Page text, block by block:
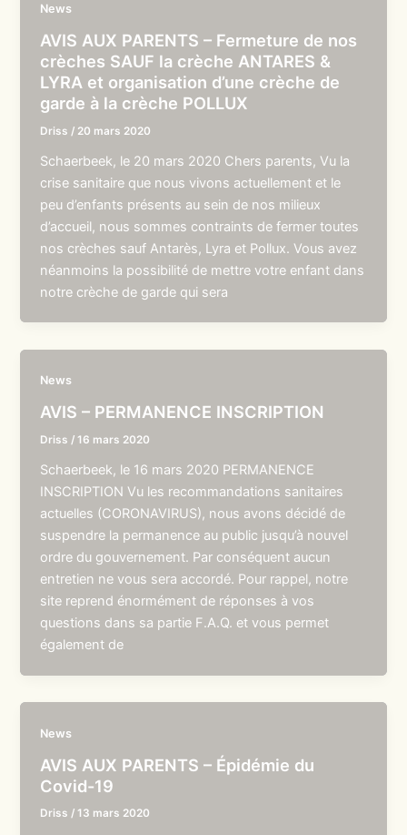
News
AVIS AUX PARENTS – Fermeture de nos
crèches SAUF la crèche ANTARES &
LYRA et organisation d’une crèche de
garde à la crèche POLLUX
Driss / 20 mars 2020
Schaerbeek, le 20 mars 2020 Chers parents, Vu la
crise sanitaire que nous vivons actuellement et le
peu d’enfants présents au sein de nos milieux
d’accueil, nous sommes contraints de fermer toutes
nos crèches sauf Antarès, Lyra et Pollux. Vous avez
néanmoins la possibilité de mettre votre enfant dans
notre crèche de garde qui sera
News
AVIS – PERMANENCE INSCRIPTION
Driss /16 mars 2020
Schaerbeek, le 16 mars 2020 PERMANENCE
INSCRIPTION Vu les recommandations sanitaires
actuelles (CORONAVIRUS), nous avons décidé de
suspendre la permanence au public jusqu’à nouvel
ordre du gouvernement. Par conséquent aucun
entretien ne vous sera accordé. Pour rappel, notre
site reprend énormément de réponses à vos
questions dans sa partie F.A.Q. et vous permet
également de
News
AVIS AUX PARENTS – Épidémie du
Covid-19
Driss /13 mars 2020